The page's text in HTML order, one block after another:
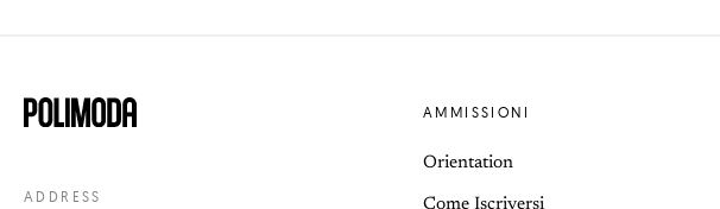
ADDRESS
AMMISSIONI
Orientation
Come Iscriversi